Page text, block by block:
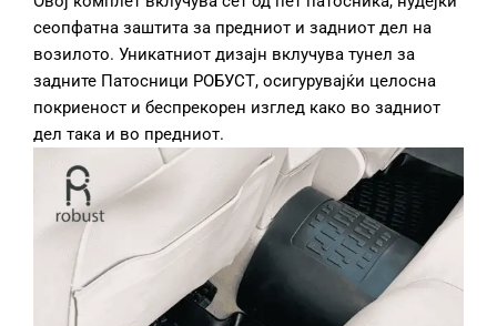
сеопфатна заштита за предниот и задниот дел на
возилото. Уникатниот дизајн вклучува тунел за
задните Патосници РОБУСТ, осигурувајќи целосна
покриеност и беспрекорен изглед како во задниот
дел така и во предниот.